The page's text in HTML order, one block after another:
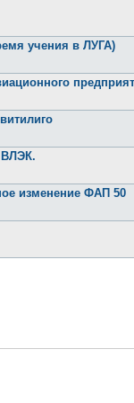
учения в ЛУГА)
ВЛЭК.
изменение ФАП 50